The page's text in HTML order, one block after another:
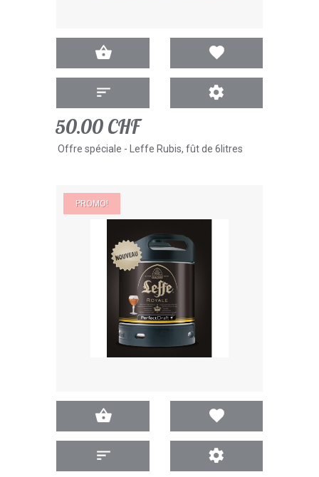
50.00 CHF
Offre spéciale - Leffe Rubis, fût de 6litres
PROMO!